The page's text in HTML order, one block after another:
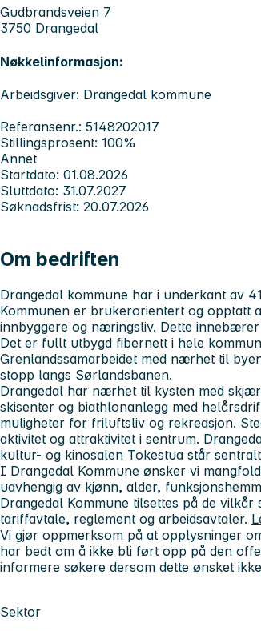
Gudbrandsveien 7
3750 Drangedal
Nøkkelinformasjon:
Arbeidsgiver: Drangedal kommune
Referansenr.: 5148202017
Stillingsprosent: 100%
Annet
Startdato: 01.08.2026
Sluttdato: 31.07.2027
Søknadsfrist: 20.07.2026
Om bedriften
Drangedal kommune har i underkant av
Kommunen er brukerorientert og opptatt
innbyggere og næringsliv. Dette
Det er fullt utbygd fibernett i hele
Grenlandssamarbeidet med nærhet til
stopp langs Sørlandsbanen.
Drangedal har nærhet til kysten med
skisenter og biathlonanlegg med
muligheter for friluftsliv og rekreasjon.
aktivitet og attraktivitet i sentrum.
kultur- og kinosalen Tokestua står
I Drangedal Kommune ønsker vi
uavhengig av kjønn, alder,
Drangedal Kommune tilsettes på de
tariffavtale, reglement og arbeidsavtaler.
Vi gjør oppmerksom på at opplysninger
har bedt om å ikke bli ført opp på den
informere søkere dersom dette ønsket
Sektor